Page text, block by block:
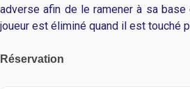
adverse afin de le ramener à sa
joueur est éliminé quand il est touché
Réservation